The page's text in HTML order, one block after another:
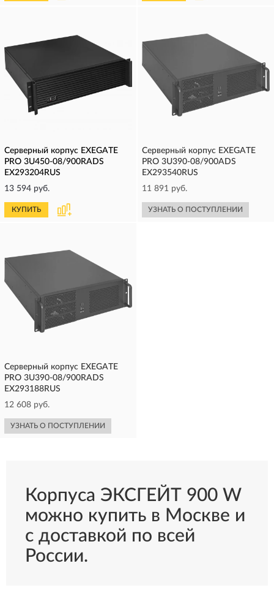
Серверный корпус EXEGATE
PRO 3U450-08/900RADS
EX293204RUS
13 594 руб.
КУПИТЬ
Серверный корпус EXEGATE
PRO 3U390-08/900ADS
EX293540RUS
11 891 руб.
УЗНАТЬ О ПОСТУПЛЕНИИ
Серверный корпус EXEGATE
PRO 3U390-08/900RADS
EX293188RUS
12 608 руб.
УЗНАТЬ О ПОСТУПЛЕНИИ
Корпуса ЭКСГЕЙТ 900 W
можно купить в Москве и
с доставкой по всей
России.